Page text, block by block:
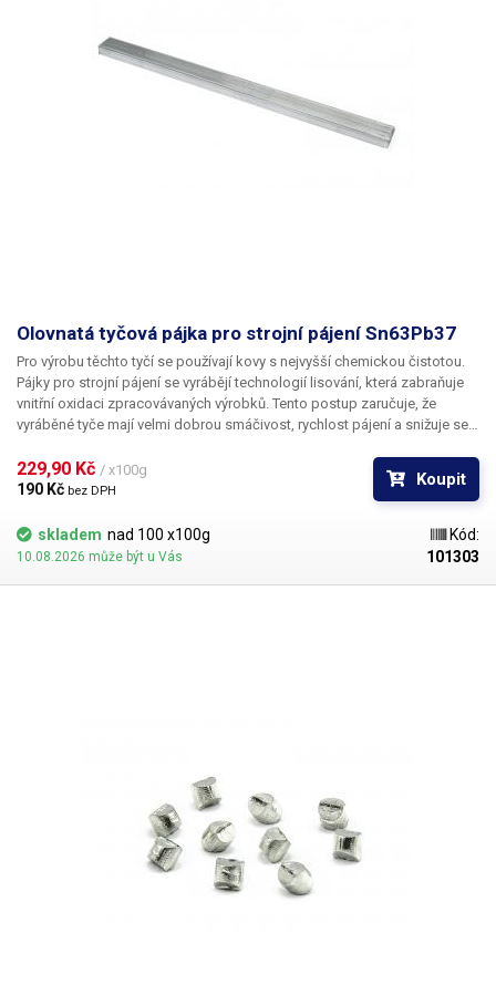
Olovnatá tyčová pájka pro strojní pájení Sn63Pb37
Pro výrobu těchto tyčí se používají kovy s nejvyšší chemickou čistotou.
Pájky pro strojní pájení se vyrábějí technologií lisování, která zabraňuje
vnitřní oxidaci zpracovávaných výrobků. Tento postup zaručuje, že
vyráběné tyče mají velmi dobrou smáčivost, rychlost pájení a snižuje se
představuje léty prověřenou pájku s obecně nejlepšími fyzikálními
parametry pro letování v oblasti elektrotechniky.
229,90 Kč / x100g
190 Kč bez DPH
Koupit
skladem nad 100 x100g
10.08.2026 může být u Vás
Kód:
101303